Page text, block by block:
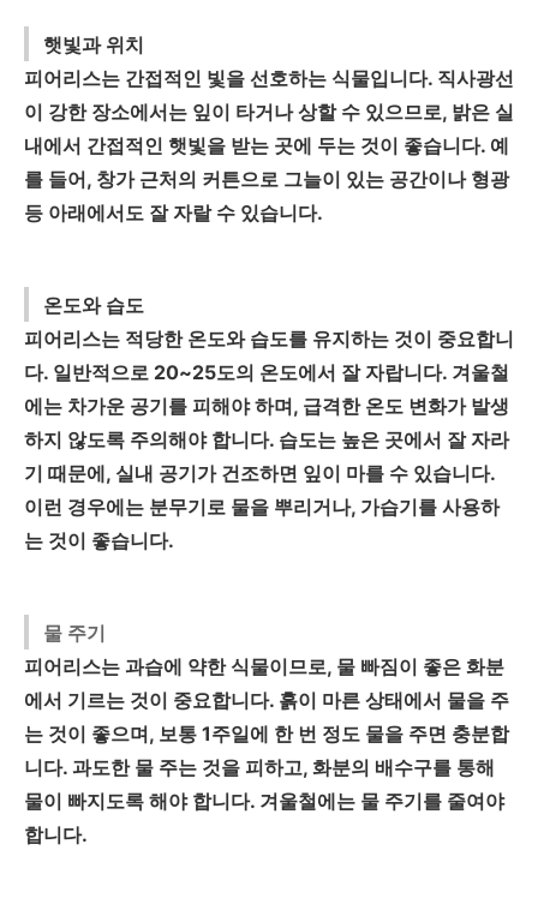
햇빛과 위치
피어리스는 간접적인 빛을 선호하는 식물입니다. 직사광선
이 강한 장소에서는 잎이 타거나 상할 수 있으므로, 밝은 실
내에서 간접적인 햇빛을 받는 곳에 두는 것이 좋습니다. 예
를 들어, 창가 근처의 커튼으로 그늘이 있는 공간이나 형광
등 아래에서도 잘 자랄 수 있습니다.
온도와 습도
피어리스는 적당한 온도와 습도를 유지하는 것이 중요합니
다. 일반적으로 20~25도의 온도에서 잘 자랍니다. 겨울철
에는 차가운 공기를 피해야 하며, 급격한 온도 변화가 발생
하지 않도록 주의해야 합니다. 습도는 높은 곳에서 잘 자라
기 때문에, 실내 공기가 건조하면 잎이 마를 수 있습니다.
이런 경우에는 분무기로 물을 뿌리거나, 가습기를 사용하
는 것이 좋습니다.
물 주기
피어리스는 과습에 약한 식물이므로, 물 빠짐이 좋은 화분
에서 기르는 것이 중요합니다. 흙이 마른 상태에서 물을 주
는 것이 좋으며, 보통 1주일에 한 번 정도 물을 주면 충분합
니다. 과도한 물 주는 것을 피하고, 화분의 배수구를 통해
물이 빠지도록 해야 합니다. 겨울철에는 물 주기를 줄여야
합니다.